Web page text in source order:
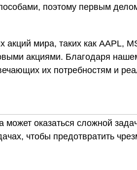
поэтому первым
мира, таких как AAPL,
акциями. Благодаря
их потребностям и
оказаться сложной
чтобы предотвратить